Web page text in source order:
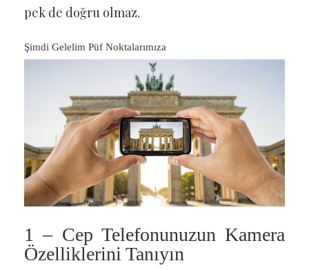
pek de doğru olmaz.
Şimdi Gelelim Püf Noktalarımıza
1 – Cep Telefonunuzun Kamera
Özelliklerini Tanıyın